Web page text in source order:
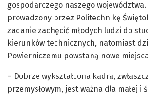
gospodarczego naszego
prowadzony przez Politechnikę
zadanie zachęcić młodych ludzi do
kierunków technicznych, natomiast
Powierniczemu powstaną nowe
– Dobrze wykształcona kadra,
przemysłowym, jest ważna dla małej i